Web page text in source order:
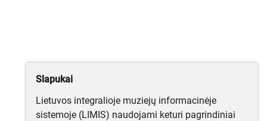
Slapukai
Lietuvos integralioje muziejų informacinėje
sistemoje (LIMIS) naudojami keturi pagrindiniai